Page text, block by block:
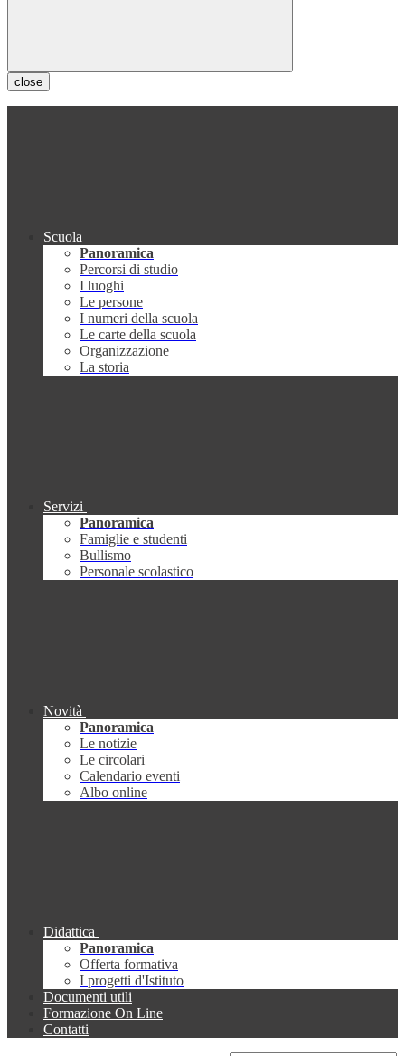
close
Scuola
Panoramica
Percorsi di studio
I luoghi
Le persone
I numeri della scuola
Le carte della scuola
Organizzazione
La storia
Servizi
Panoramica
Famiglie e studenti
Bullismo
Personale scolastico
Novità
Panoramica
Le notizie
Le circolari
Calendario eventi
Albo online
Didattica
Panoramica
Offerta formativa
I progetti d'Istituto
Documenti utili
Formazione On Line
Contatti